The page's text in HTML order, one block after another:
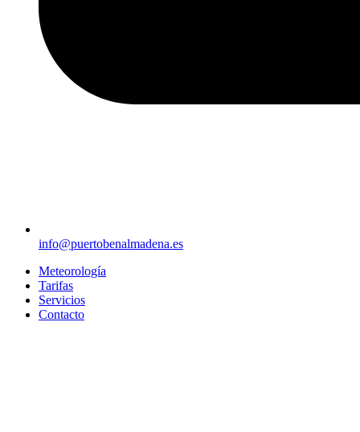
info@puertobenalmadena.es
Meteorología
Tarifas
Servicios
Contacto